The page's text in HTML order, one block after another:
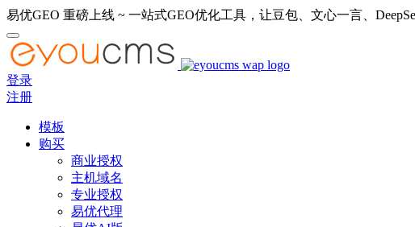
易优GEO 重磅上线 ~ 一站式GEO优化工具，让豆包、文心一言、
登录
注册
模板
购买
商业授权
主机域名
专业授权
易优代理